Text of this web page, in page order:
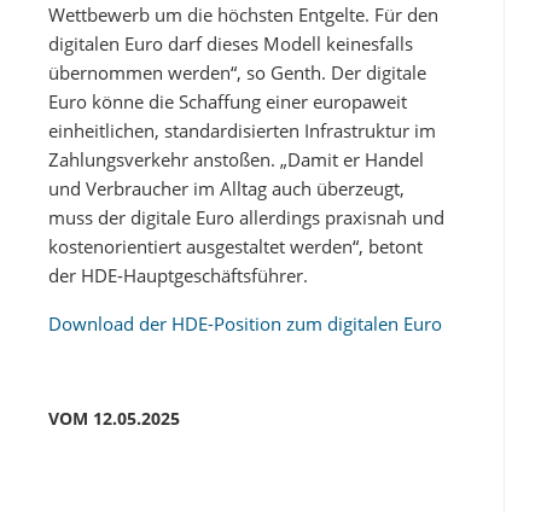
Wettbewerb um die höchsten Entgelte. Für den
digitalen Euro darf dieses Modell keinesfalls
übernommen werden“, so Genth. Der digitale
Euro könne die Schaffung einer europaweit
einheitlichen, standardisierten Infrastruktur im
Zahlungsverkehr anstoßen. „Damit er Handel
und Verbraucher im Alltag auch überzeugt,
muss der digitale Euro allerdings praxisnah und
kostenorientiert ausgestaltet werden“, betont
der HDE-Hauptgeschäftsführer.
Download der HDE-Position zum digitalen Euro
VOM 12.05.2025